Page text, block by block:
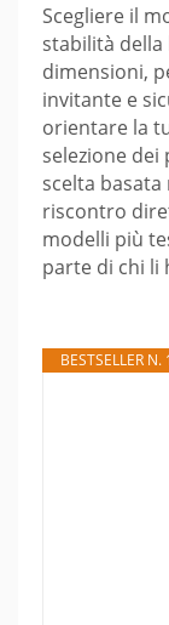
Scegliere il
stabilità della
dimensioni,
invitante e
orientare la
selezione
scelta
riscontro
modelli più
parte di chi li
BESTSELLER N.